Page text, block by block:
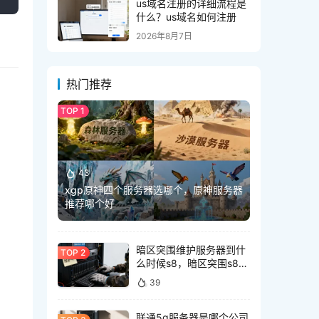
us域名注册的详细流程是
什么？us域名如何注册
2026年8月7日
热门推荐
43
xgp原神四个服务器选哪个，原神服务器
推荐哪个好
暗区突围维护服务器到什
么时候s8，暗区突围s8什
么时候维护好？
39